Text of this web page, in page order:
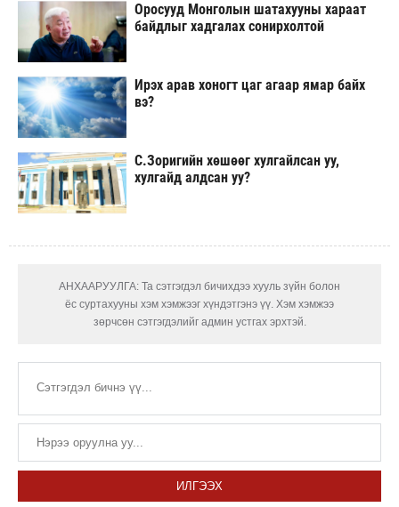
Оросууд Монголын шатахууны хараат
байдлыг хадгалах сонирхолтой
Ирэх арав хоногт цаг агаар ямар байх
вэ?
С.Зоригийн хөшөөг хулгайлсан уу,
хулгайд алдсан уу?
АНХААРУУЛГА: Та сэтгэгдэл бичихдээ хууль зүйн болон
ёс суртахууны хэм хэмжээг хүндэтгэнэ үү. Хэм хэмжээ
зөрчсөн сэтгэгдэлийг админ устгах эрхтэй.
ИЛГЭЭХ